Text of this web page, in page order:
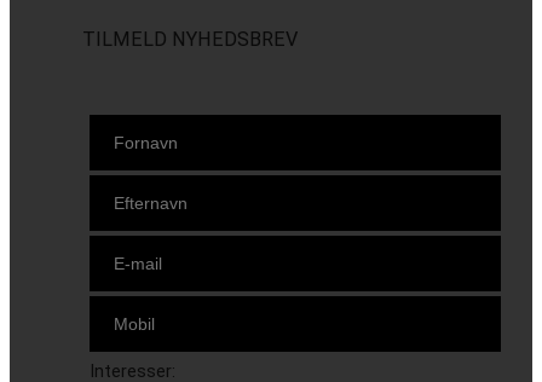
TILMELD NYHEDSBREV
Interesser: